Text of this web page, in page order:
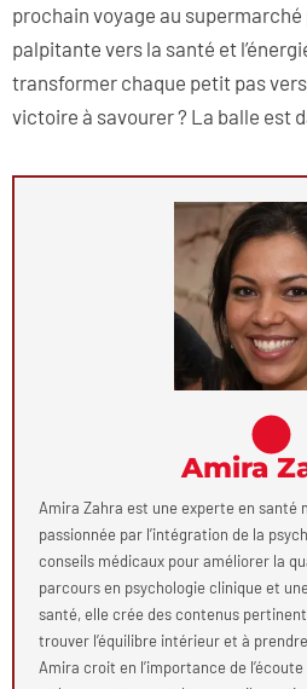
prochain voyage au
palpitante vers la santé et
transformer chaque petit pas
victoire à savourer ? La balle est
Amira
Amira Zahra est une experte en santé
passionnée par l’intégration de la
conseils médicaux pour améliorer la
parcours en psychologie clinique et
santé, elle crée des contenus
trouver l’équilibre intérieur et à
Amira croit en l’importance de